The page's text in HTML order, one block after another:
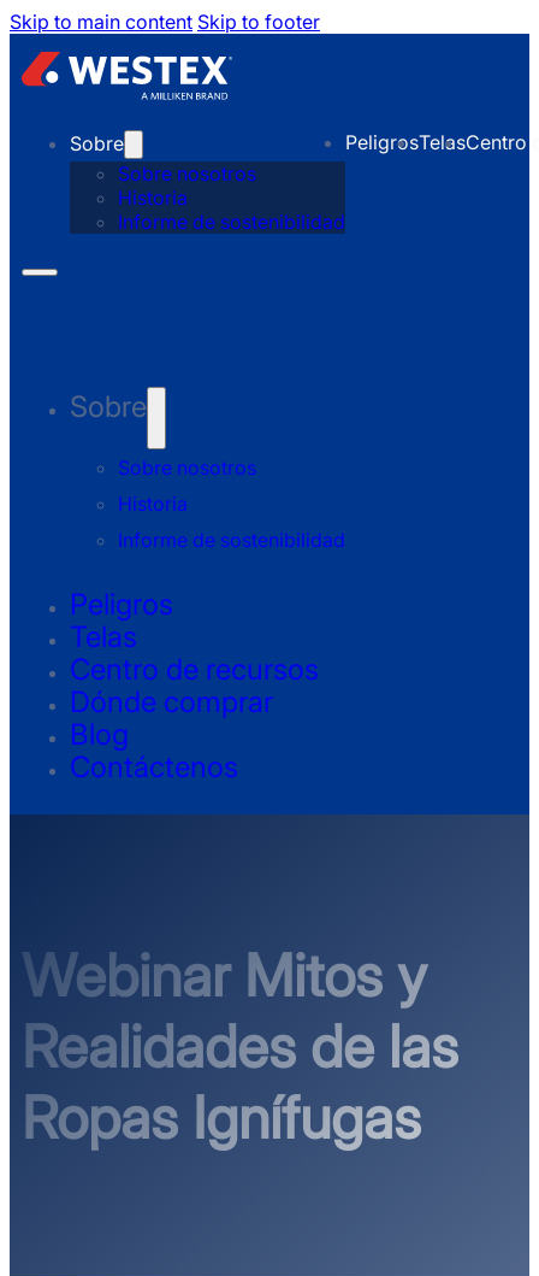
Skip to main content Skip to footer
Sobre
Sobre nosotros
Historia
Informe de sostenibilidad
PeligrosTelasCentro
Sobre
Sobre nosotros
Historia
Informe de sostenibilidad
Peligros
Telas
Centro de recursos
Dónde comprar
Blog
Contáctenos
Webinar Mitos y
Realidades de las
Ropas Ignífugas